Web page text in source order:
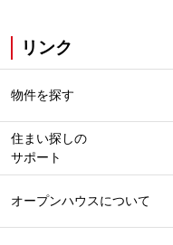
リンク
物件を探す
住まい探しの
サポート
オープンハウスについて